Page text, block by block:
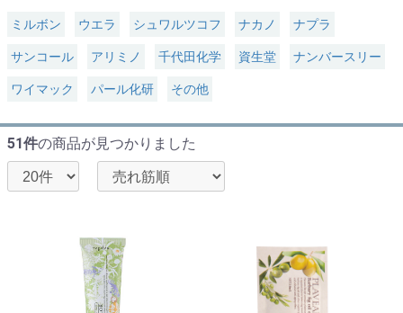
ミルボン ウエラ シュワルツコフ ナカノ ナプラ
サンコール アリミノ 千代田化学 資生堂 ナンバースリー
ワイマック パール化研 その他
51件の商品が見つかりました